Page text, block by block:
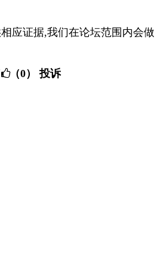
应证据,我们在论坛范围内会做
（0） 投诉